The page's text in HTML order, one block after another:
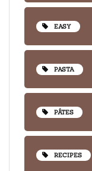
EASY
PASTA
PÂTES
RECIPES